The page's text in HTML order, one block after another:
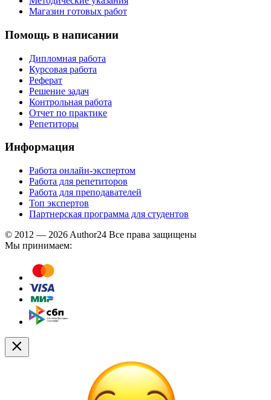
Магазин готовых работ
Помощь в написании
Дипломная работа
Курсовая работа
Реферат
Решение задач
Контрольная работа
Отчет по практике
Репетиторы
Информация
Работа онлайн-экспертом
Работа для репетиторов
Работа для преподавателей
Топ экспертов
Партнерская программа для студентов
© 2012 — 2026 Author24 Все права защищены
Мы принимаем: